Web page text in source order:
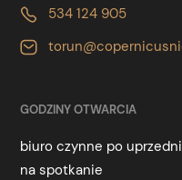
534 124 905
GODZINY OTWARCIA
biuro czynne po
na spotkanie